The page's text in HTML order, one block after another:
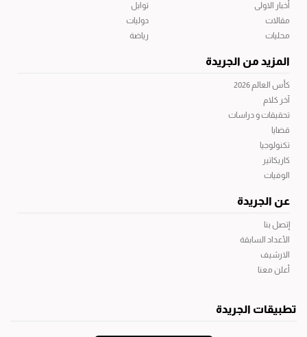
أخبار الاولى
مقالات
محليات
توابل
دوليات
رياضة
المزيد من الجريدة
كأس العالم 2026
آخر كلام
تحقيقات و دراسات
قضايا
تكنولوجيا
كاريكاتير
الوفيات
عن الجريدة
إتصل بنا
الأعداد السابقة
الارشيف
أعلن معنا
تطبيقات الجريدة